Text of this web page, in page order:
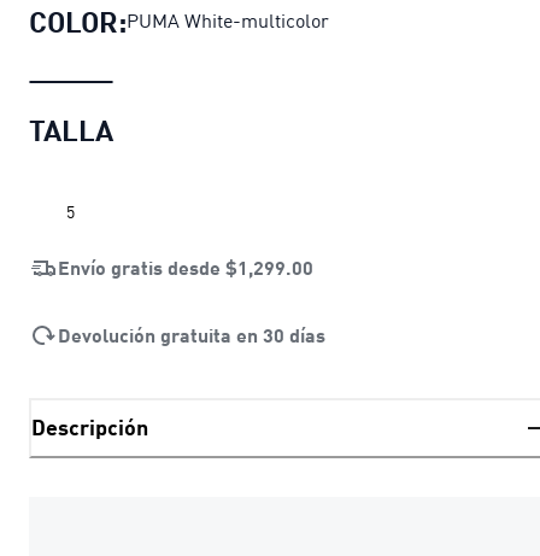
COLOR:PUMA White-multicolor
TALLA
5
Envío gratis desde $1,299.00
Devolución gratuita en 30 días
Descripción